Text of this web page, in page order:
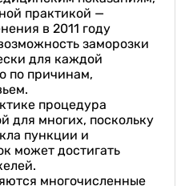
практикой —
в 2011 году
заморозки
для каждой
по причинам,
процедура
для многих, поскольку
пункции и
может достигать
многочисленные